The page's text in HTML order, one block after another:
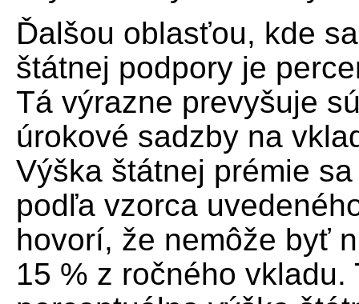
Ďalšou oblasťou, kde
štátnej podpory je
Tá výrazne prevyšuje
úrokové sadzby na
Výška štátnej prémie
podľa vzorca
hovorí, že nemôže byť
15 % z ročného